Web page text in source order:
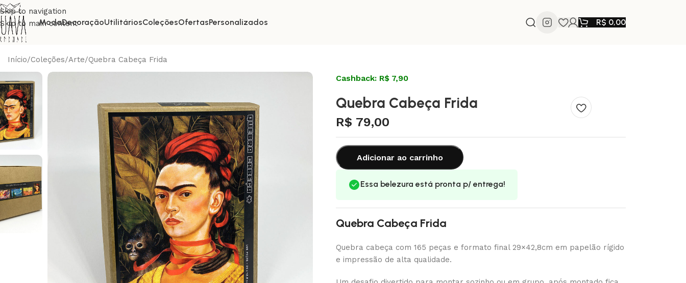
Skip to navigation
Skip to main content
ModaDecoraçãoUtilitáriosColeçõesOfertasPersonalizados R$ 0,00
Início Coleções Arte Quebra Cabeça Frida
Cashback: R$ 7,90
Quebra Cabeça Frida
R$ 79,00
Adicionar ao carrinho
Essa belezura está pronta p/ entrega!
Quebra Cabeça Frida
Quebra cabeça com 165 peças e formato final 29×42,8cm em papelão rígido
e impressão de alta qualidade.